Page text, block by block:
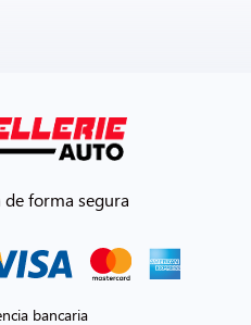
forma segura
bancaria